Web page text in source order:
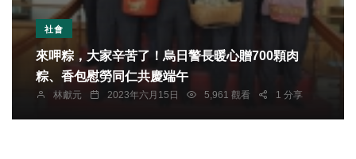
社會
來呷粽，大家辛苦了！烏日警長暖心贈700顆肉
粽、香包慰勞同仁共慶端午
林獻元 2023年六月15日 5,961 觀看 1 分享